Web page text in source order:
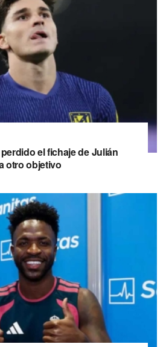
el fichaje de Julián
otro objetivo